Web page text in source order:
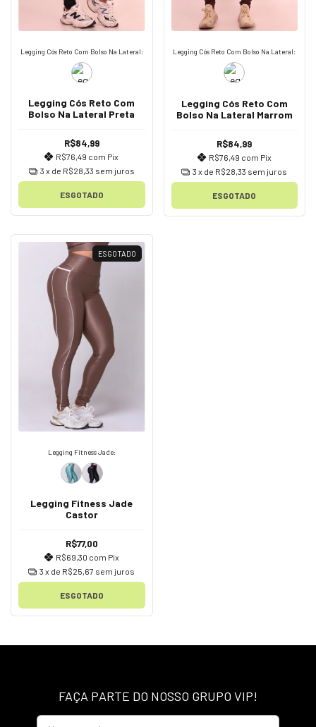
Legging Cós Reto Com Bolso Na Lateral:
Legging Cós Reto Com
Bolso Na Lateral Preta
R$84,99
R$76,49 com Pix
3 x de R$28,33 sem juros
ESGOTADO
Legging Cós Reto Com Bolso Na Lateral:
Legging Cós Reto Com
Bolso Na Lateral Marrom
R$84,99
R$76,49 com Pix
3 x de R$28,33 sem juros
ESGOTADO
ESGOTADO
Legging Fitness Jade:
Legging Fitness Jade
Castor
R$77,00
R$69,30 com Pix
3 x de R$25,67 sem juros
ESGOTADO
FAÇA PARTE DO NOSSO GRUPO VIP!